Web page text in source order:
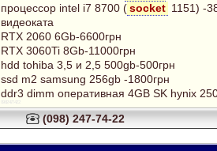
процессор intel i7 8700 (socket 1151) -
видеоката
RTX 2060 6Gb-6600грн
RTX 3060Ti 8Gb-11000грн
hdd tohiba 3,5 и 2,5 500gb-500грн
ssd m2 samsung 256gb -1800грн
ddr3 dimm оперативная 4GB SK hynix
0982477422
(098) 247-74-22